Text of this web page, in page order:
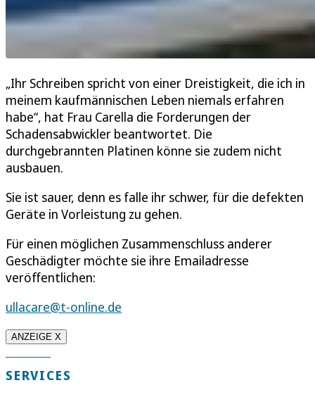
„Ihr Schreiben spricht von einer Dreistigkeit, die ich in
meinem kaufmännischen Leben niemals erfahren
habe“, hat Frau Carella die Forderungen der
Schadensabwickler beantwortet. Die
durchgebrannten Platinen könne sie zudem nicht
ausbauen.
Sie ist sauer, denn es falle ihr schwer, für die defekten
Geräte in Vorleistung zu gehen.
Für einen möglichen Zusammenschluss anderer
Geschädigter möchte sie ihre Emailadresse
veröffentlichen:
ullacare@t-online.de
ANZEIGE X
SERVICES